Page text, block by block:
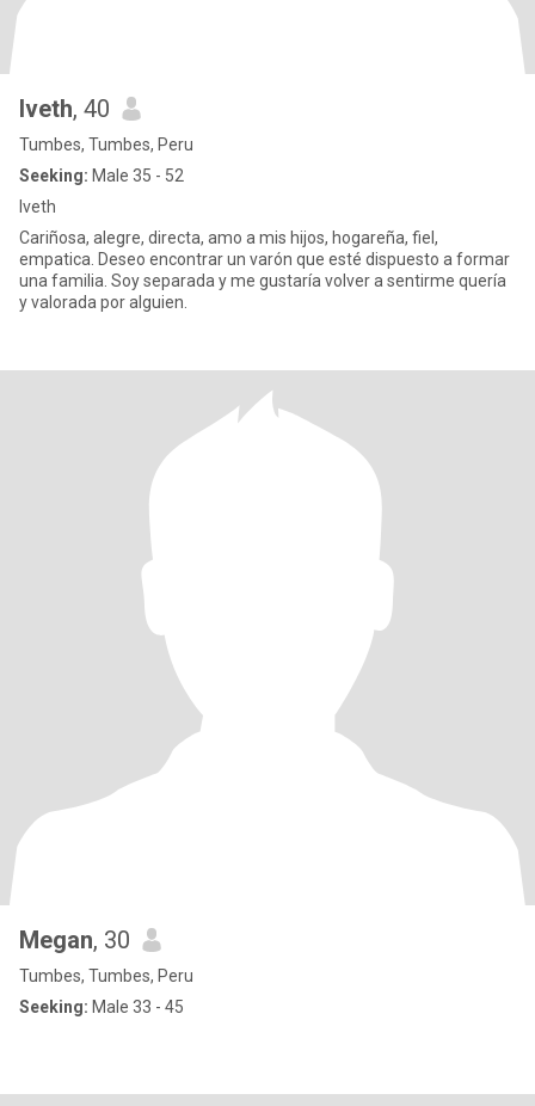
Iveth, 40
Tumbes, Tumbes, Peru
Seeking: Male 35 - 52
Iveth
Cariñosa, alegre, directa, amo a mis hijos, hogareña, fiel,
empatica. Deseo encontrar un varón que esté dispuesto a formar
una familia. Soy separada y me gustaría volver a sentirme quería
y valorada por alguien.
Megan, 30
Tumbes, Tumbes, Peru
Seeking: Male 33 - 45